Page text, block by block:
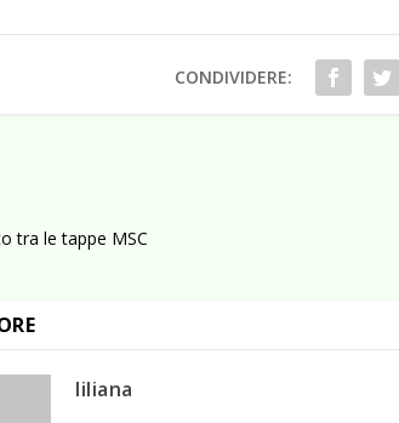
CONDIVIDERE:
tra le tappe MSC
liliana